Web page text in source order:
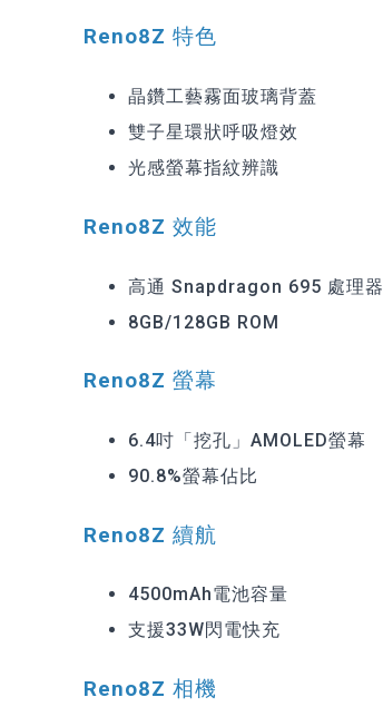
Reno8Z 特色
晶鑽工藝霧面玻璃背蓋
雙子星環狀呼吸燈效
光感螢幕指紋辨識
Reno8Z 效能
高通 Snapdragon 695 處理器
8GB/128GB ROM
Reno8Z 螢幕
6.4吋「挖孔」AMOLED螢幕
90.8%螢幕佔比
Reno8Z 續航
4500mAh電池容量
支援33W閃電快充
Reno8Z 相機